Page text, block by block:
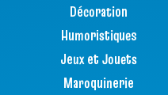
Décoration
Humoristiques
Jeux et Jouets
Maroquinerie